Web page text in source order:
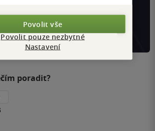
přečteme tisíce knih
Více o klubu
poradit?
Povolit vše
Povolit pouze nezbytné
Nastavení